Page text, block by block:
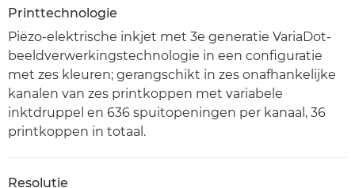
Printtechnologie
Piëzo-elektrische inkjet met 3e generatie VariaDot-
beeldverwerkingstechnologie in een configuratie
met zes kleuren; gerangschikt in zes onafhankelijke
kanalen van zes printkoppen met variabele
inktdruppel en 636 spuitopeningen per kanaal, 36
printkoppen in totaal.
Resolutie